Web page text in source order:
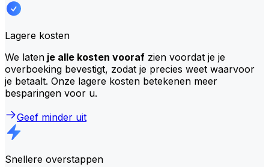
Lagere kosten
We laten je alle kosten vooraf zien voordat je je
overboeking bevestigt, zodat je precies weet waarvoor
je betaalt. Onze lagere kosten betekenen meer
besparingen voor u.
Geef minder uit
Snellere overstappen